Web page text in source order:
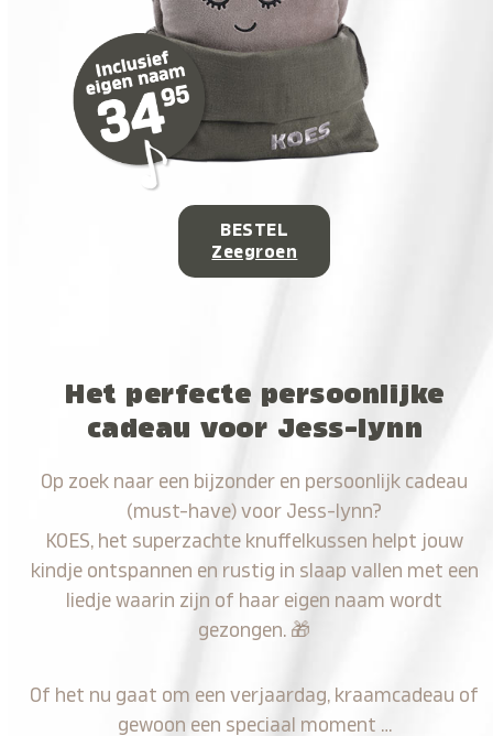
BESTEL
Zeegroen
Het perfecte persoonlijke
cadeau voor Jess-lynn
Op zoek naar een bijzonder en persoonlijk cadeau
(must-have) voor Jess-lynn?
KOES, het superzachte knuffelkussen helpt jouw
kindje ontspannen en rustig in slaap vallen met een
liedje waarin zijn of haar eigen naam wordt
gezongen. 🎁
Of het nu gaat om een verjaardag, kraamcadeau of
gewoon een speciaal moment …